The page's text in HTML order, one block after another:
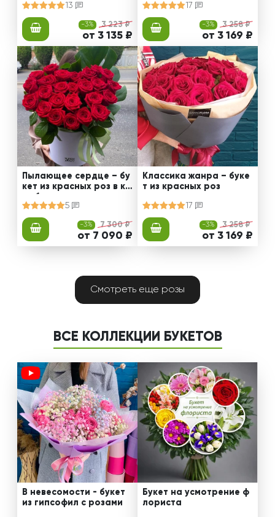
13
-3% 3 223 ₽
от 3 135 ₽
17
-3% 3 258 ₽
от 3 169 ₽
Пылающее сердце – бу
кет из красных роз в ко
робке
5
-3% 7 300 ₽
от 7 090 ₽
Классика жанра – буке
т из красных роз
17
-3% 3 258 ₽
от 3 169 ₽
Смотреть еще розы
ВСЕ КОЛЛЕКЦИИ БУКЕТОВ
В невесомости - букет
из гипсофил с розами
Букет на усмотрение ф
лориста